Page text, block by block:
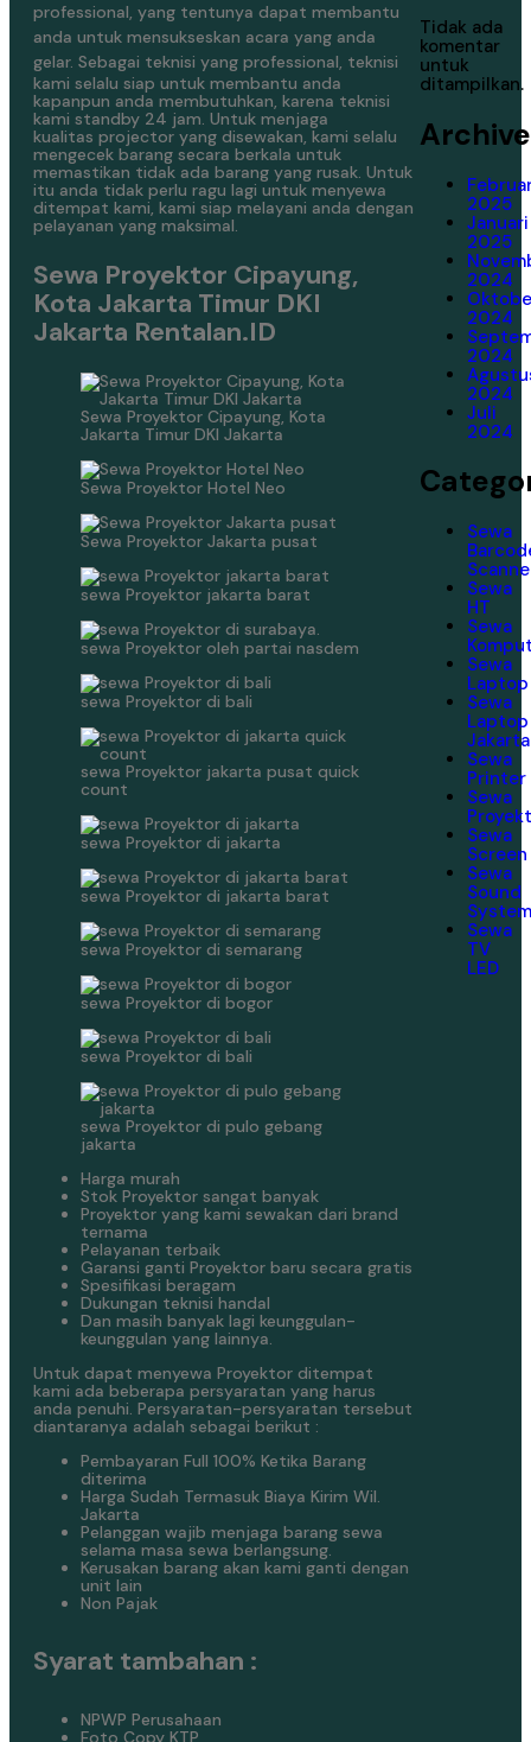
professional, yang tentunya dapat membantu
anda untuk mensukseskan acara yang anda
gelar. Sebagai teknisi yang professional, teknisi
kami selalu siap untuk membantu anda
kapanpun anda membutuhkan, karena teknisi
kami standby 24 jam. Untuk menjaga
kualitas projector yang disewakan, kami selalu
mengecek barang secara berkala untuk
memastikan tidak ada barang yang rusak. Untuk
itu anda tidak perlu ragu lagi untuk menyewa
ditempat kami, kami siap melayani anda dengan
pelayanan yang maksimal.
Sewa Proyektor Cipayung,
Kota Jakarta Timur DKI
Jakarta Rentalan.ID
Sewa Proyektor Cipayung, Kota
Jakarta Timur DKI Jakarta
Sewa Proyektor Hotel Neo
Sewa Proyektor Jakarta pusat
sewa Proyektor jakarta barat
sewa Proyektor oleh partai nasdem
sewa Proyektor di bali
sewa Proyektor jakarta pusat quick
count
sewa Proyektor di jakarta
sewa Proyektor di jakarta barat
sewa Proyektor di semarang
sewa Proyektor di bogor
sewa Proyektor di bali
sewa Proyektor di pulo gebang
jakarta
Harga murah
Stok Proyektor sangat banyak
Proyektor yang kami sewakan dari brand
ternama
Pelayanan terbaik
Garansi ganti Proyektor baru secara gratis
Spesifikasi beragam
Dukungan teknisi handal
Dan masih banyak lagi keunggulan-
keunggulan yang lainnya.
Untuk dapat menyewa Proyektor ditempat
kami ada beberapa persyaratan yang harus
anda penuhi. Persyaratan-persyaratan tersebut
diantaranya adalah sebagai berikut :
Pembayaran Full 100% Ketika Barang
diterima
Harga Sudah Termasuk Biaya Kirim Wil.
Jakarta
Pelanggan wajib menjaga barang sewa
selama masa sewa berlangsung.
Kerusakan barang akan kami ganti dengan
unit lain
Non Pajak
Syarat tambahan :
NPWP Perusahaan
Foto Copy KTP
Tidak ada
komentar
untuk
ditampilkan.
2025
Januari
2025
2024
2024
2024
2024
Juli
2024
Sewa
Sewa
HT
Sewa
Sewa
Laptop
Sewa
Laptop
Jakarta
Sewa
Printer
Sewa
Sewa
Screen
Sewa
Sound
System
Sewa
TV
LED